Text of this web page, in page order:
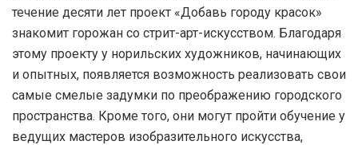
течение десяти лет проект «Добавь городу красок»
знакомит горожан со стрит-арт-искусством. Благодаря
этому проекту у норильских художников, начинающих
и опытных, появляется возможность реализовать свои
самые смелые задумки по преображению городского
пространства. Кроме того, они могут пройти обучение у
ведущих мастеров изобразительного искусства,